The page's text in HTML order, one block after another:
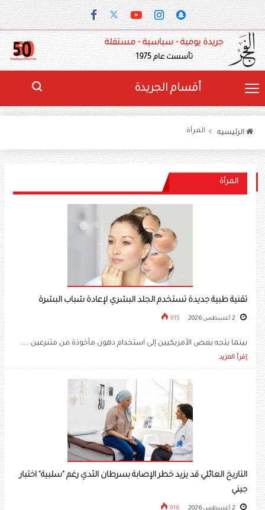
جريدة يومية - سياسية - مستقلة
تأسست عام 1975
أقسام الجريدة
الرئيسيه المرأة
المرأة
تقنية طبية جديدة تستخدم الجلد البشري لإعادة شباب البشرة
915
بينما يتجه بعض الأمريكيين إلى استخدام دهون مأخوذة من متبرعين .....
إقرأ المزيد
التاريخ العائلي قد يزيد خطر الإصابة بسرطان الثدي رغم "سلبية" اختبار
جيني
916